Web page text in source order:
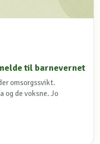
til barnevernet
omsorgssvikt.
og de voksne. Jo